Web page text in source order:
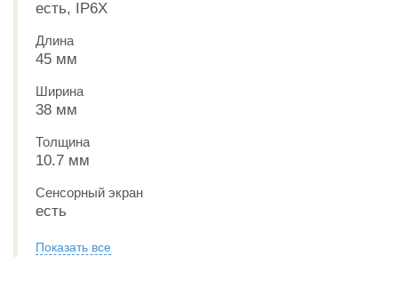
есть, IP6X
Длина
45 мм
Ширина
38 мм
Толщина
10.7 мм
Сенсорный экран
есть
Показать все